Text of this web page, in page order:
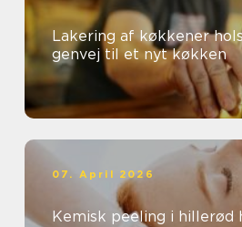
Lakering af køkkener
genvej til et nyt køkken
07. April 2026
Kemisk peeling i hillerød hvad du skal